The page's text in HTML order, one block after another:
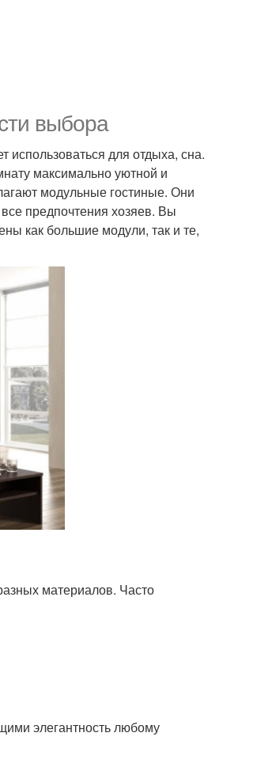
выбора
использоваться для отдыха, сна.
максимально уютной и
модульные гостиные. Они
предпочтения хозяев. Вы
как большие модули, так и те,
материалов. Часто
элегантность любому